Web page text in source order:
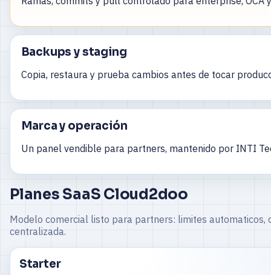
Backups y staging
Copia, restaura y prueba cambios antes de tocar
Marca y operación
Un panel vendible para partners, mantenido por INTI
Planes SaaS Cloud2doo
Modelo comercial listo para partners: limites automaticos,
centralizada.
Starter